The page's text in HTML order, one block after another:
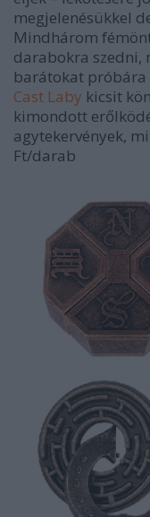
megjelenésükkel
Mindhárom
darabokra szedni,
barátokat
Cast Laby kicsit
kimondott
agytekervények,
Ft/darab